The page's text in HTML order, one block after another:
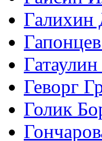
Галихин
Геворг
Голик